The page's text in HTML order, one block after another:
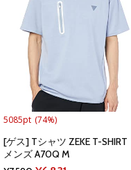
5085pt (74%)
[ゲス] Tシャツ ZEKE T-SHIRT
メンズ A70Q M